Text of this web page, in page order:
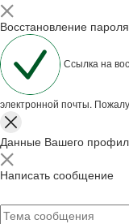
Восстановление пароля
Ссылка на
электронной почты.
Данные Вашего
Написать сообщение